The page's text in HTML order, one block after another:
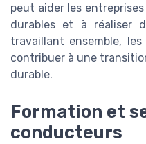
peut aider les
durables et à réaliser
travaillant ensemble,
contribuer à une
durable.
Formation et
conducteurs